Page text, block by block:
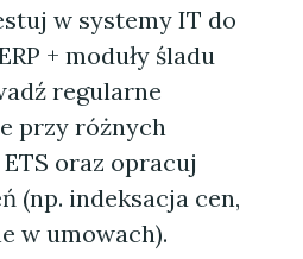
w systemy IT do
+ moduły śladu
regularne
przy różnych
oraz opracuj
(np. indeksacja cen,
w umowach).